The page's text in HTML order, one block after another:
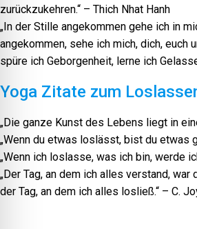
zurückzukehren.“ – Thich Nhat Hanh
„In der Stille angekommen gehe ich in
angekommen, sehe ich mich, dich, euch
spüre ich Geborgenheit, lerne ich
Yoga Zitate zum
„Die ganze Kunst des Lebens liegt in
„Wenn du etwas loslässt, bist du etwas
„Wenn ich loslasse, was ich bin, werde
„Der Tag, an dem ich alles verstand,
der Tag, an dem ich alles losließ.“ – C.